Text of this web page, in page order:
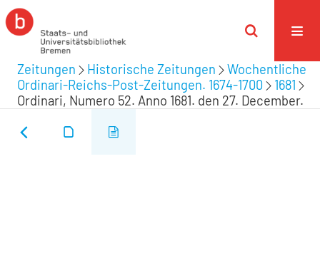
Zeitungen Historische Zeitungen
Wochentliche
Ordinari-Reichs-Post-Zeitungen. 1674-1700
1681
Ordinari, Numero 52. Anno 1681. den 27. December.